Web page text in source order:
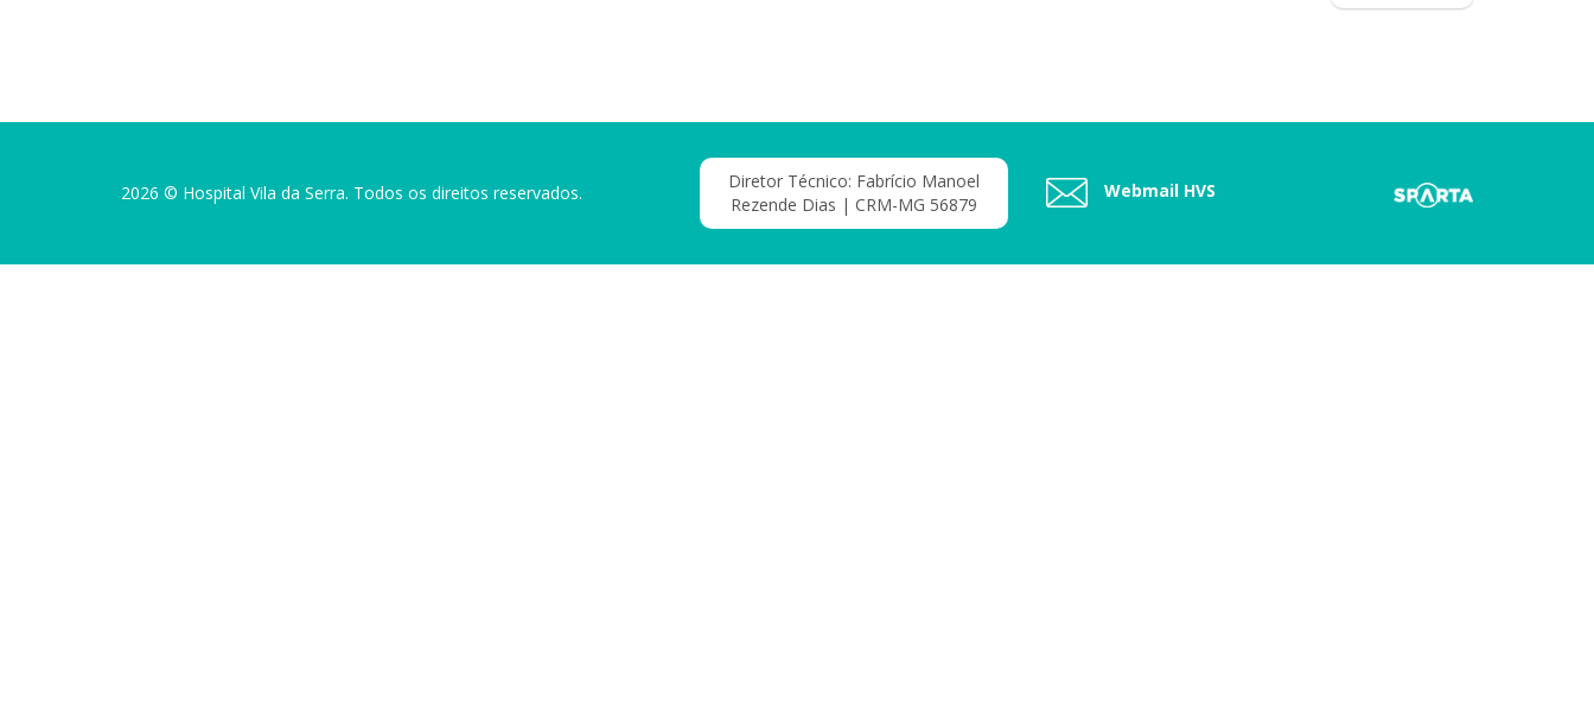
2026 © Hospital Vila da Serra. Todos os direitos reservados.
Diretor Técnico: Fabrício Manoel
Rezende Dias | CRM-MG 56879
Webmail HVS